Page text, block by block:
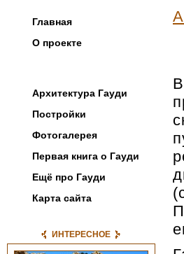
Главная
О проекте
Архитектура Гауди
Постройки
Фотогалерея
Первая книга о Гауди
Ещё про Гауди
Карта сайта
ИНТЕРЕСНОЕ